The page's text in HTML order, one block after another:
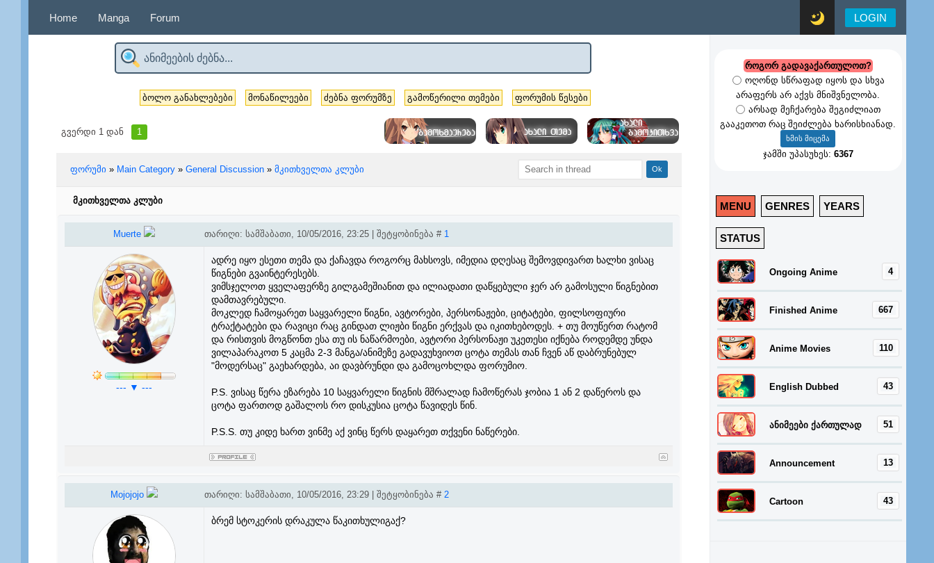
Home Manga Forum LOGIN
ბოლო განახლებები მონაწილეები ძებნა ფორუმზე გამოწერილი თემები ფორუმის წესები
გვერდი 1დან 1
ფორუმი » Main Category » General Discussion » მკითხველთა კლუბი
მკითხველთა კლუბი
Muerte თარიღი: სამშაბათი, 10/05/2016, 23:25 | შეტყობინება # 1
--- ▼ ---
ადრე იყო ესეთი თემა და ქაჩავდა როგორც მახსოვს, იმედია დღესაც შემოვდივართ ხალხი ვისაც
წიგნები გვაინტერესებს.
ვიმსჯელოთ ყველაფერზე გილგამეშიანით და ილიადათი დაწყებული ჯერ არ გამოსული წიგნებით
დამთავრებული.
მოკლედ ჩამოყარეთ საყვარელი წიგნი, ავტორები, პერსონაჟები, ციტატები, ფილსოფიური
ტრაქტატები და რავიცი რაც გინდათ ლიჟბი წიგნი ერქვას და იკითხებოდეს. + თუ მოუწერთ რატომ
და რისთვის მოგწონთ ესა თუ ის ნაწარმოები, ავტორი პერსონაჟი უკეთესი იქნება როდემდე უნდა
ვილაპარაკოთ 5 კაცმა 2-3 მანგა/ანიმეზე გადავუხვიოთ ცოტა თემას თან ჩვენ აწ დაბრუნებულ
"მოდერსაც" გაეხარდება, აი დავბრუნდი და გამოცოხლდა ფორუმიო.
P.S. ვისაც წერა ეზარება 10 საყვარელი წიგნის მშრალად ჩამოწერას ჯობია 1 ან 2 დაწეროს და
ცოტა ფართოდ გაშალოს რო დისკუსია ცოტა წავიდეს წინ.
P.S.S. თუ კიდე ხართ ვინმე აქ ვინც წერს დაყარეთ თქვენი ნაწერები.
Mojojojo თარიღი: სამშაბათი, 10/05/2016, 23:29 | შეტყობინება # 2
ბრემ სტოკერის დრაკულა წაკითხულიგაქ?
როგორ გადავაქართულოთ?
ოღონდ სწრაფად იყოს და სხვა
არაფერს არ აქვს მნიშვნელობა.
არსად მეჩქარება შეგიძლიათ
გააკეთოთ რაც შეიძლება ხარისხიანად.
ჯამში უპასუხეს: 6367
MENU GENRES YEARS
STATUS
4
Ongoing Anime
667
Finished Anime
110
Anime Movies
43
English Dubbed
51
ანიმეები ქართულად
13
Announcement
43
Cartoon